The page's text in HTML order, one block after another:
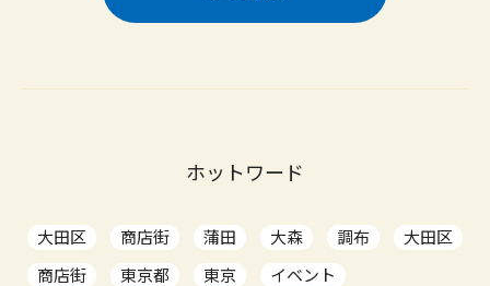
ホットワード
大田区 商店街 蒲田 大森 調布
大田区
商店街
東京都 東京
イベント